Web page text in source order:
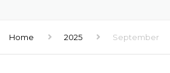
Home 2025 September